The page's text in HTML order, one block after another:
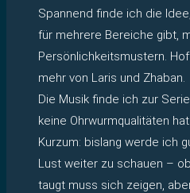
Spannend finde ich die
für mehrere Bereiche gibt,
Persönlichkeitsmustern.
mehr von Laris und Zhaban.
Die Musik finde ich zur
keine Ohrwurmqualitäten hat.
Kurzum: bislang werde ich
Lust weiter zu schauen –
taugt muss sich zeigen,